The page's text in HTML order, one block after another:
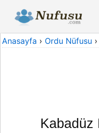
Anasayfa › Ordu Nüfusu ›
Kabadüz